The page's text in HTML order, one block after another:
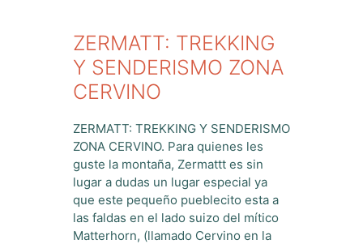
ZERMATT: TREKKING
Y SENDERISMO ZONA
CERVINO
ZERMATT: TREKKING Y SENDERISMO
ZONA CERVINO. Para quienes les
guste la montaña, Zermattt es sin
lugar a dudas un lugar especial ya
que este pequeño pueblecito esta a
las faldas en el lado suizo del mítico
Matterhorn, (llamado Cervino en la